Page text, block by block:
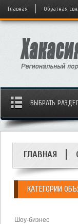
Главная Обратная
ВЫБРАТЬ
ГЛАВНАЯ
КАТЕГОРИИ
Шоу-бизнес